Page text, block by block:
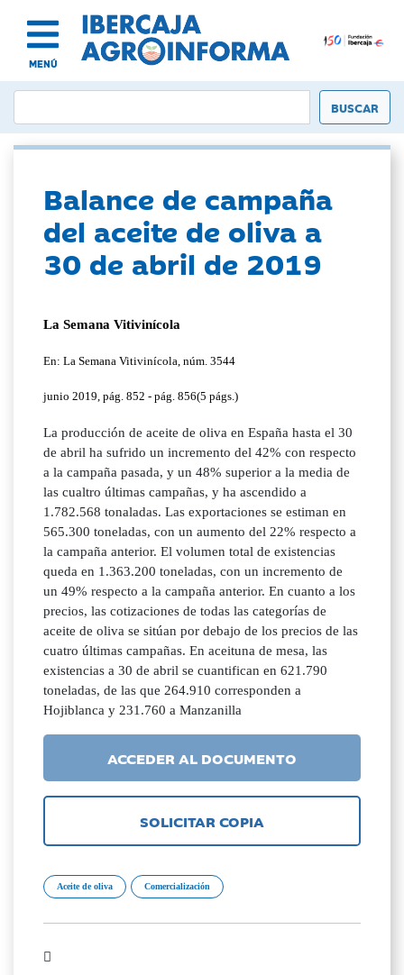
MENÚ
Balance de campaña
del aceite de oliva a
30 de abril de 2019
La Semana Vitivinícola
En: La Semana Vitivinícola, núm. 3544
junio 2019, pág. 852 - pág. 856(5 págs.)
La producción de aceite de oliva en España hasta el 30
de abril ha sufrido un incremento del 42% con respecto
a la campaña pasada, y un 48% superior a la media de
las cualtro últimas campañas, y ha ascendido a
1.782.568 tonaladas. Las exportaciones se estiman en
565.300 toneladas, con un aumento del 22% respecto a
la campaña anterior. El volumen total de existencias
queda en 1.363.200 toneladas, con un incremento de
un 49% respecto a la campaña anterior. En cuanto a los
precios, las cotizaciones de todas las categorías de
aceite de oliva se sitúan por debajo de los precios de las
cuatro últimas campañas. En aceituna de mesa, las
existencias a 30 de abril se cuantifican en 621.790
toneladas, de las que 264.910 corresponden a
Hojiblanca y 231.760 a Manzanilla
ACCEDER AL DOCUMENTO
SOLICITAR COPIA
Aceite de oliva Comercialización